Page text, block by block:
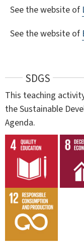
See the website of
See the website of
SDGS
This teaching
the Sustainable
Agenda.